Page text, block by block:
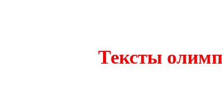
Тексты